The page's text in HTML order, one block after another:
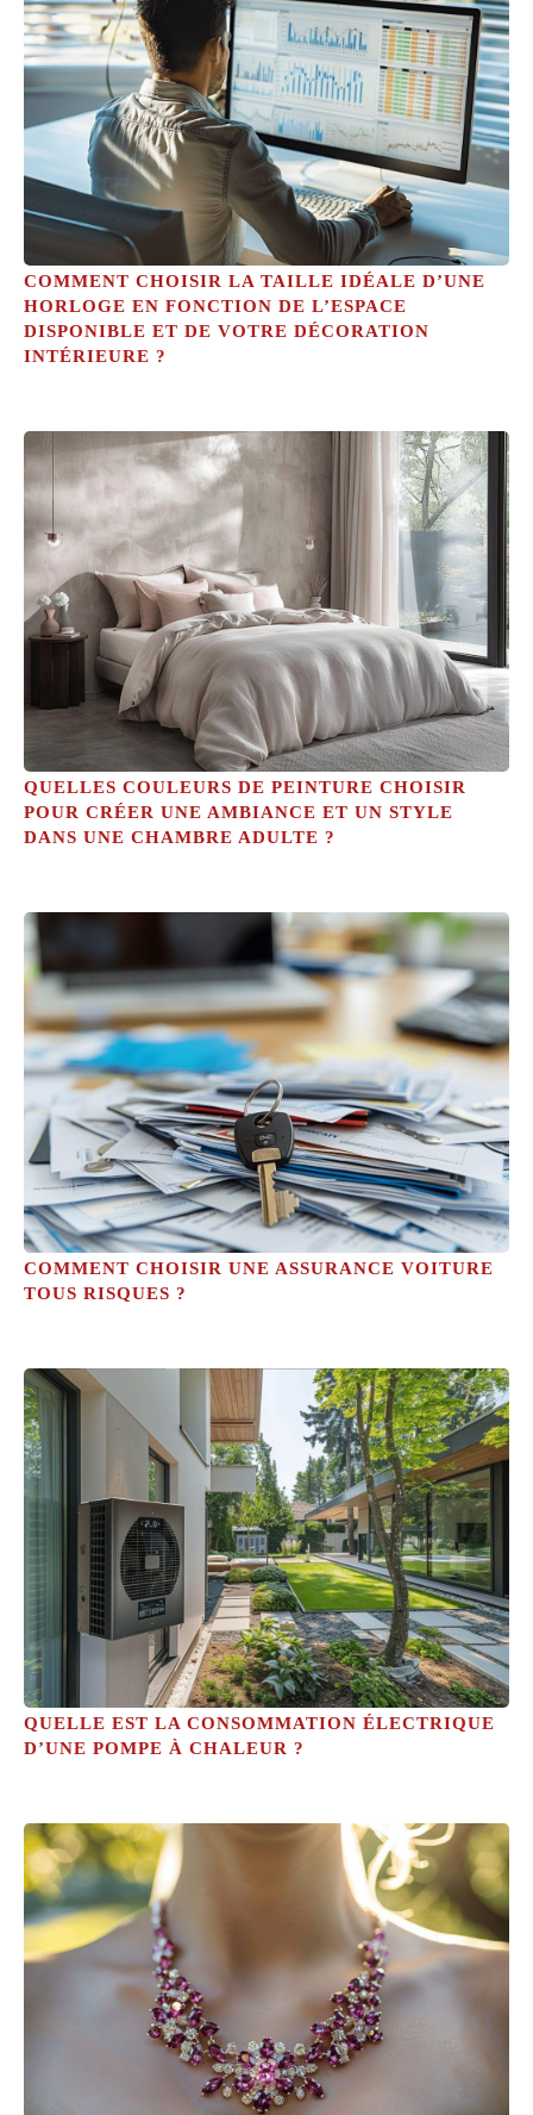
COMMENT CHOISIR LA TAILLE IDÉALE D’UNE
HORLOGE EN FONCTION DE L’ESPACE
DISPONIBLE ET DE VOTRE DÉCORATION
INTÉRIEURE ?
QUELLES COULEURS DE PEINTURE CHOISIR
POUR CRÉER UNE AMBIANCE ET UN STYLE
DANS UNE CHAMBRE ADULTE ?
COMMENT CHOISIR UNE ASSURANCE VOITURE
TOUS RISQUES ?
QUELLE EST LA CONSOMMATION ÉLECTRIQUE
D’UNE POMPE À CHALEUR ?